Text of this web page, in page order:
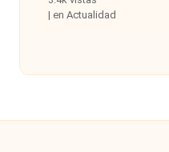
| en Actualidad